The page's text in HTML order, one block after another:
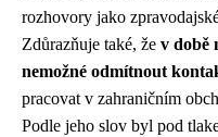
rozhovory jako
Zdůrazňuje také, že v době
nemožné odmítnout
pracovat v zahraničním
Podle jeho slov byl pod